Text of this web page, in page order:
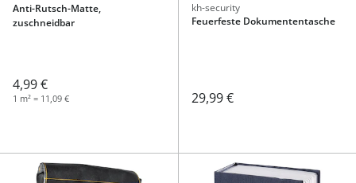
Anti-Rutsch-Matte,
zuschneidbar
4,99 €
1 m² = 11,09 €
kh-security
Feuerfeste Dokumententasche
29,99 €